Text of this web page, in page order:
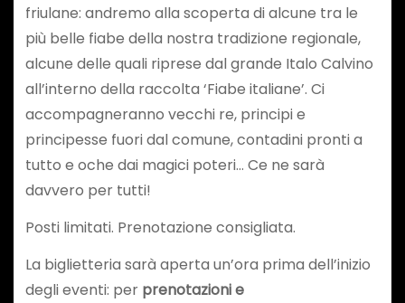
friulane: andremo alla scoperta di alcune tra le
più belle fiabe della nostra tradizione regionale,
alcune delle quali riprese dal grande Italo Calvino
all’interno della raccolta ‘Fiabe italiane’. Ci
accompagneranno vecchi re, principi e
principesse fuori dal comune, contadini pronti a
tutto e oche dai magici poteri… Ce ne sarà
davvero per tutti!
Posti limitati. Prenotazione consigliata.
La biglietteria sarà aperta un’ora prima dell’inizio
degli eventi: per prenotazioni e